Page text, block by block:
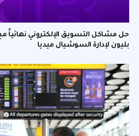
حل مشاكل التسويق الإلكتروني نهائياً
بليون لإدارة السوشيال ميديا